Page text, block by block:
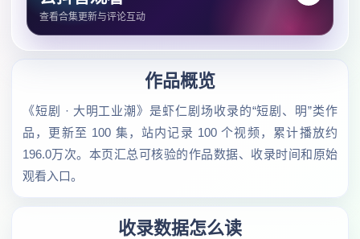
查看合集更新与评论互动
作品概览
《短剧 · 大明工业潮》是虾仁剧场收录的“短剧、明”类作
品，更新至 100 集，站内记录 100 个视频，累计播放约
196.0万次。本页汇总可核验的作品数据、收录时间和原始
观看入口。
收录数据怎么读